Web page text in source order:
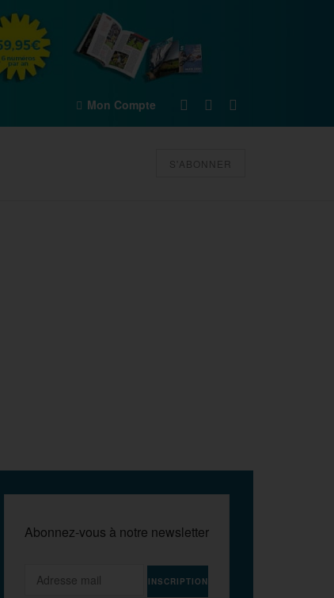
Mon Compte
S'ABONNER
Abonnez-vous à notre newsletter